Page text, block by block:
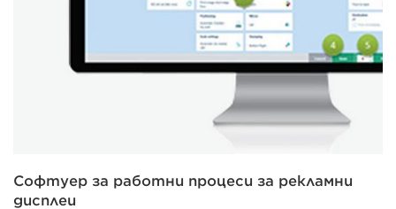
Софтуер за работни процеси за рекламни
дисплеи